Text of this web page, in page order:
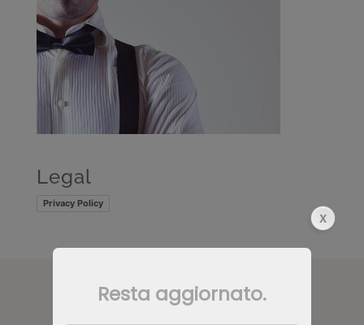
Legal
Privacy Policy